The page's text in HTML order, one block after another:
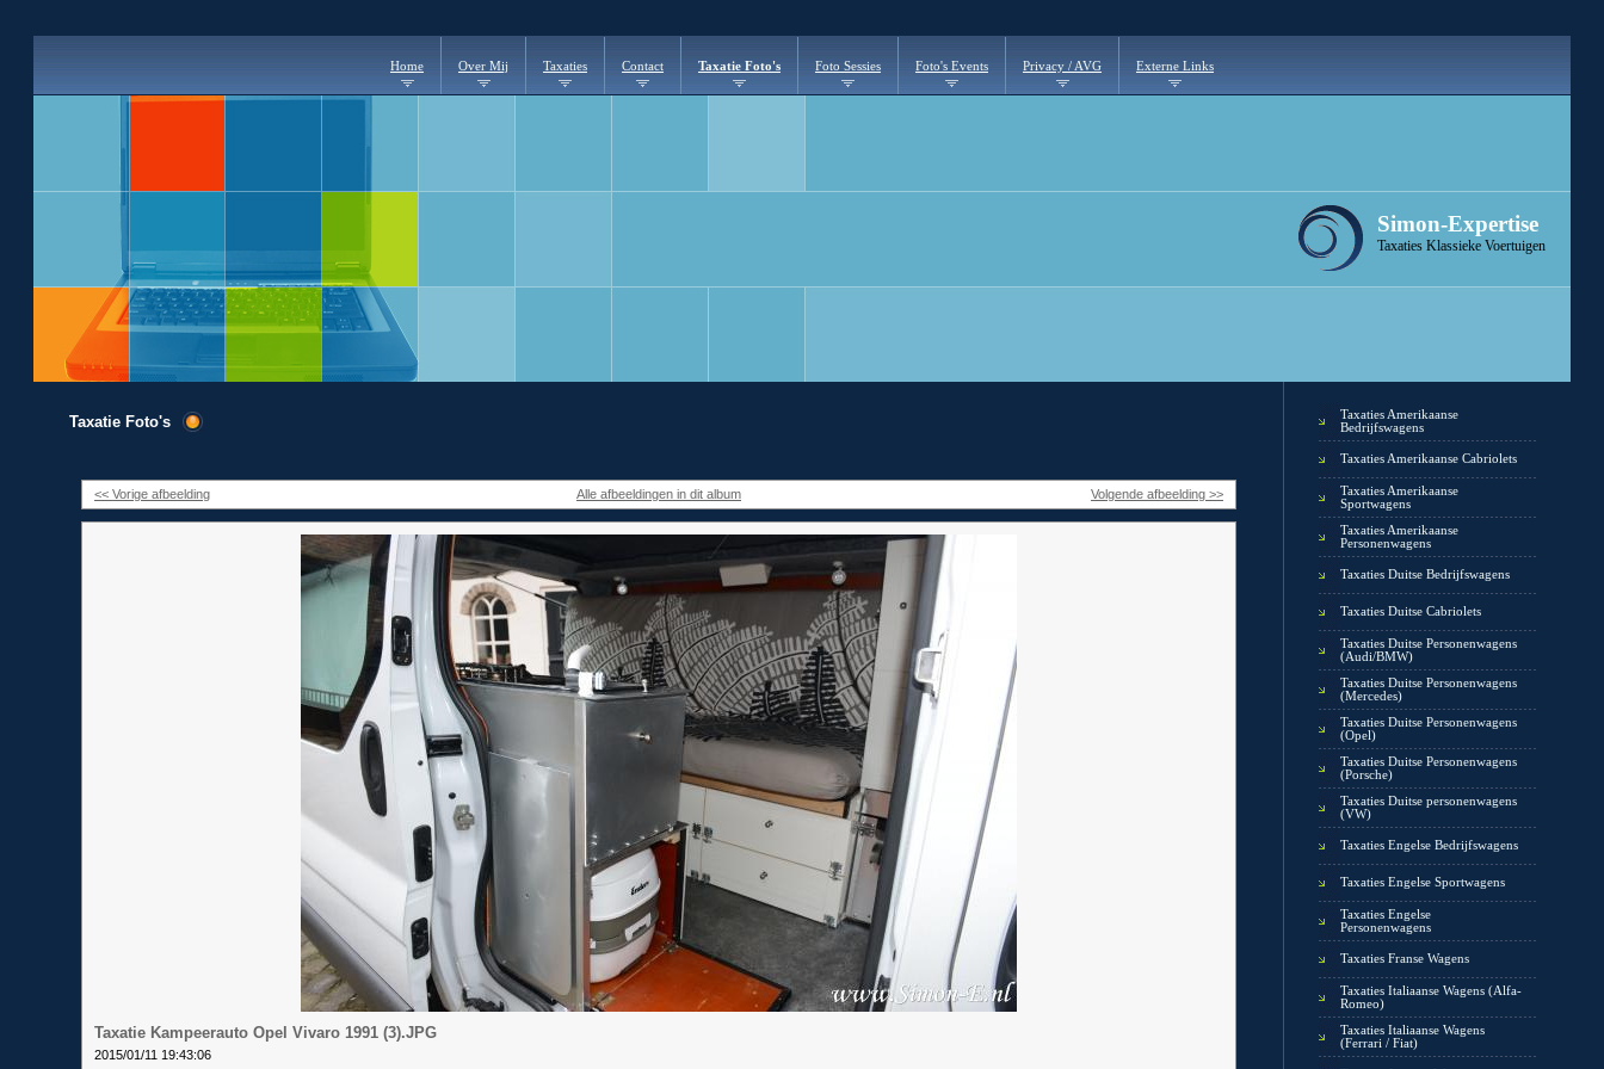
Home Over Mij Taxaties Contact Taxatie Foto's Foto Sessies Foto's Events Privacy / AVG Externe Links
Simon-Expertise
Taxaties Klassieke Voertuigen
Taxatie Foto's
<< Vorige afbeelding Alle afbeeldingen in dit album Volgende afbeelding >>
Taxatie Kampeerauto Opel Vivaro 1991 (3).JPG
2015/01/11 19:43:06
Taxaties Amerikaanse
Bedrijfswagens
Taxaties Amerikaanse Cabriolets
Taxaties Amerikaanse
Sportwagens
Taxaties Amerikaanse
Personenwagens
Taxaties Duitse Bedrijfswagens
Taxaties Duitse Cabriolets
Taxaties Duitse Personenwagens
(Audi/BMW)
Taxaties Duitse Personenwagens
(Mercedes)
Taxaties Duitse Personenwagens
(Opel)
Taxaties Duitse Personenwagens
(Porsche)
Taxaties Duitse personenwagens
(VW)
Taxaties Engelse Bedrijfswagens
Taxaties Engelse Sportwagens
Taxaties Engelse
Personenwagens
Taxaties Franse Wagens
Taxaties Italiaanse Wagens (Alfa-
Romeo)
Taxaties Italiaanse Wagens
(Ferrari / Fiat)